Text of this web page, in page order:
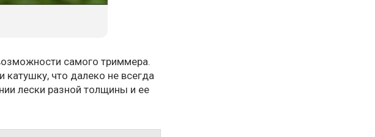
самого триммера.
что далеко не всегда
лески разной толщины и ее